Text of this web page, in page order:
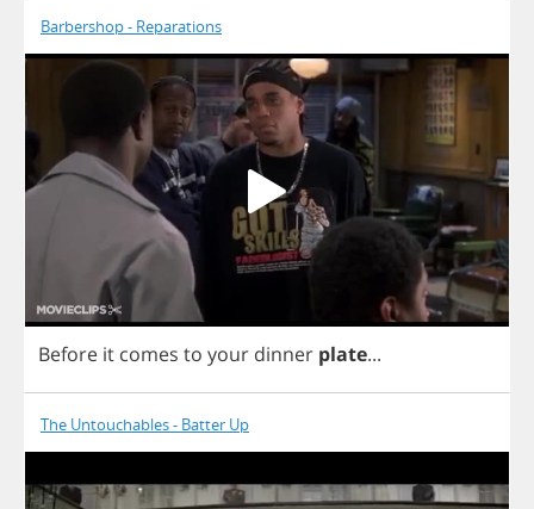
Barbershop - Reparations
Before it comes to your dinner plate...
The Untouchables - Batter Up